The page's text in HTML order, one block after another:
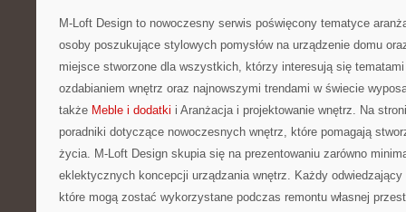
M-Loft Design to nowoczesny serwis poświęcony tematyce
osoby poszukujące stylowych pomysłów na urządzenie domu
miejsce stworzone dla wszystkich, którzy interesują się
ozdabianiem wnętrz oraz najnowszymi trendami w świecie
także Meble i dodatki i Aranżacja i projektowanie wnętrz. Na
poradniki dotyczące nowoczesnych wnętrz, które pomagają
życia. M-Loft Design skupia się na prezentowaniu zarówno
eklektycznych koncepcji urządzania wnętrz. Każdy
które mogą zostać wykorzystane podczas remontu własnej